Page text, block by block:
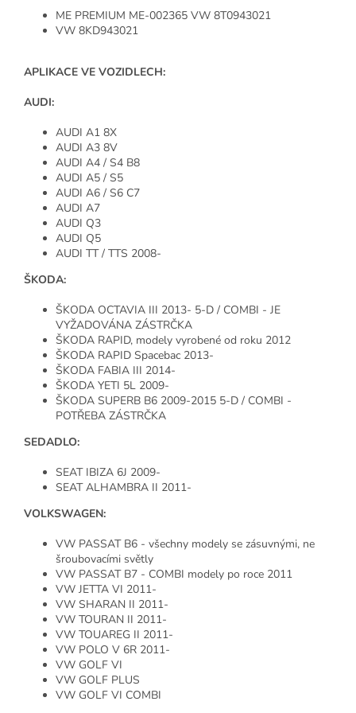
ME PREMIUM ME-002365 VW 8T0943021
VW 8KD943021
APLIKACE VE VOZIDLECH:
AUDI:
AUDI A1 8X
AUDI A3 8V
AUDI A4 / S4 B8
AUDI A5 / S5
AUDI A6 / S6 C7
AUDI A7
AUDI Q3
AUDI Q5
AUDI TT / TTS 2008-
ŠKODA:
ŠKODA OCTAVIA III 2013- 5-D / COMBI - JE
VYŽADOVÁNA ZÁSTRČKA
ŠKODA RAPID, modely vyrobené od roku 2012
ŠKODA RAPID Spacebac 2013-
ŠKODA FABIA III 2014-
ŠKODA YETI 5L 2009-
ŠKODA SUPERB B6 2009-2015 5-D / COMBI -
POTŘEBA ZÁSTRČKA
SEDADLO:
SEAT IBIZA 6J 2009-
SEAT ALHAMBRA II 2011-
VOLKSWAGEN:
VW PASSAT B6 - všechny modely se zásuvnými, ne
šroubovacími světly
VW PASSAT B7 - COMBI modely po roce 2011
VW JETTA VI 2011-
VW SHARAN II 2011-
VW TOURAN II 2011-
VW TOUAREG II 2011-
VW POLO V 6R 2011-
VW GOLF VI
VW GOLF PLUS
VW GOLF VI COMBI